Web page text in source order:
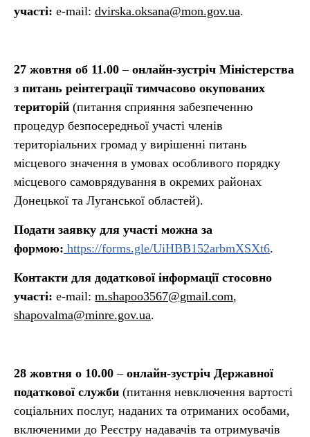
участі: e-mail: dvirska.oksana@mon.gov.ua.
27 жовтня об 11.00 – онлайн-зустріч Міністерства
з питань реінтеграції тимчасово окупованих
територій (питання сприяння забезпеченню
процедур безпосередньої участі членів
територіальних громад у вирішенні питань
місцевого значення в умовах особливого порядку
місцевого самоврядування в окремих районах
Донецької та Луганської областей).
Подати заявку для участі можна за
формою: https://forms.gle/UiHBB152arbmXSXt6.
Контакти для додаткової інформації стосовно
участі: e-mail: m.shapoo3567@gmail.com,
shapovalma@minre.gov.ua.
28 жовтня о 10.00 – онлайн-зустріч Державної
податкової служби (питання невключення вартості
соціальних послуг, наданих та отриманих особами,
включеними до Реєстру надавачів та отримувачів